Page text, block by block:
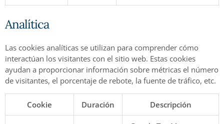
Analítica
Las cookies analíticas se utilizan para comprender cómo
interactúan los visitantes con el sitio web. Estas cookies
ayudan a proporcionar información sobre métricas el número
de visitantes, el porcentaje de rebote, la fuente de tráfico, etc.
Cookie Duración Descripción